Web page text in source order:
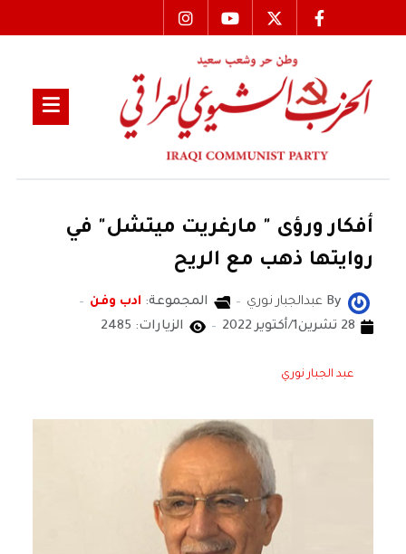
أفكار ورؤى " مارغريت ميتشل" في
روايتها ذهب مع الريح
By عبدالجبار نوري المجموعة: ادب وفن
28 تشرين1/أكتوير 2022
الزيارات: 2485
عبد الجبار نوري